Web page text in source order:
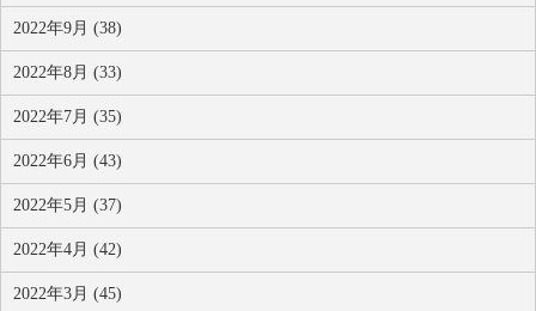
2022年9月 (38)
2022年8月 (33)
2022年7月 (35)
2022年6月 (43)
2022年5月 (37)
2022年4月 (42)
2022年3月 (45)